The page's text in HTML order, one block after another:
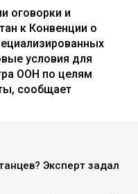
оговорки и
к Конвенции о
условия для
ООН по целям
сообщает
Эксперт задал